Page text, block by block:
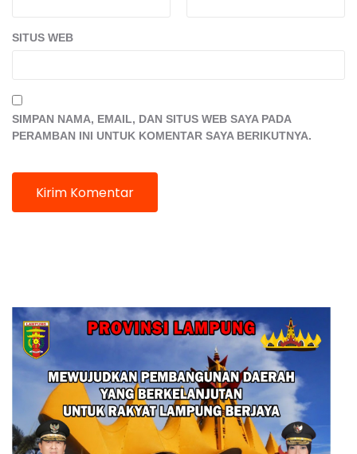
SITUS WEB
SIMPAN NAMA, EMAIL, DAN SITUS WEB SAYA PADA
PERAMBAN INI UNTUK KOMENTAR SAYA BERIKUTNYA.